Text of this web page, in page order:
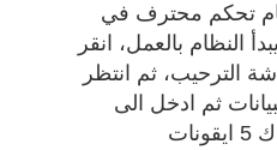
تحكم محترف في
النظام بالعمل، انقر
الترحيب، ثم انتظر
ثم ادخل الى
وجهة الاستعراض. هناك 5 ايقونات